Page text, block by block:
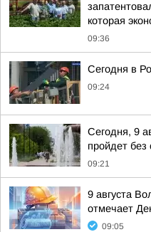
которая
09:36
Сегодня в
09:24
Сегодня, 9
пройдет без
09:21
9 августа
отмечает
09:05